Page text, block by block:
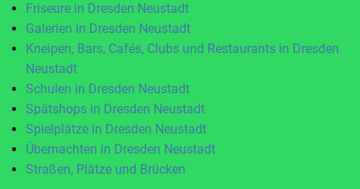
Friseure in Dresden Neustadt
Galerien in Dresden Neustadt
Kneipen, Bars, Cafés, Clubs und Restaurants in Dresden
Neustadt
Schulen in Dresden Neustadt
Spätshops in Dresden Neustadt
Spielplätze in Dresden Neustadt
Übernachten in Dresden Neustadt
Straßen, Plätze und Brücken